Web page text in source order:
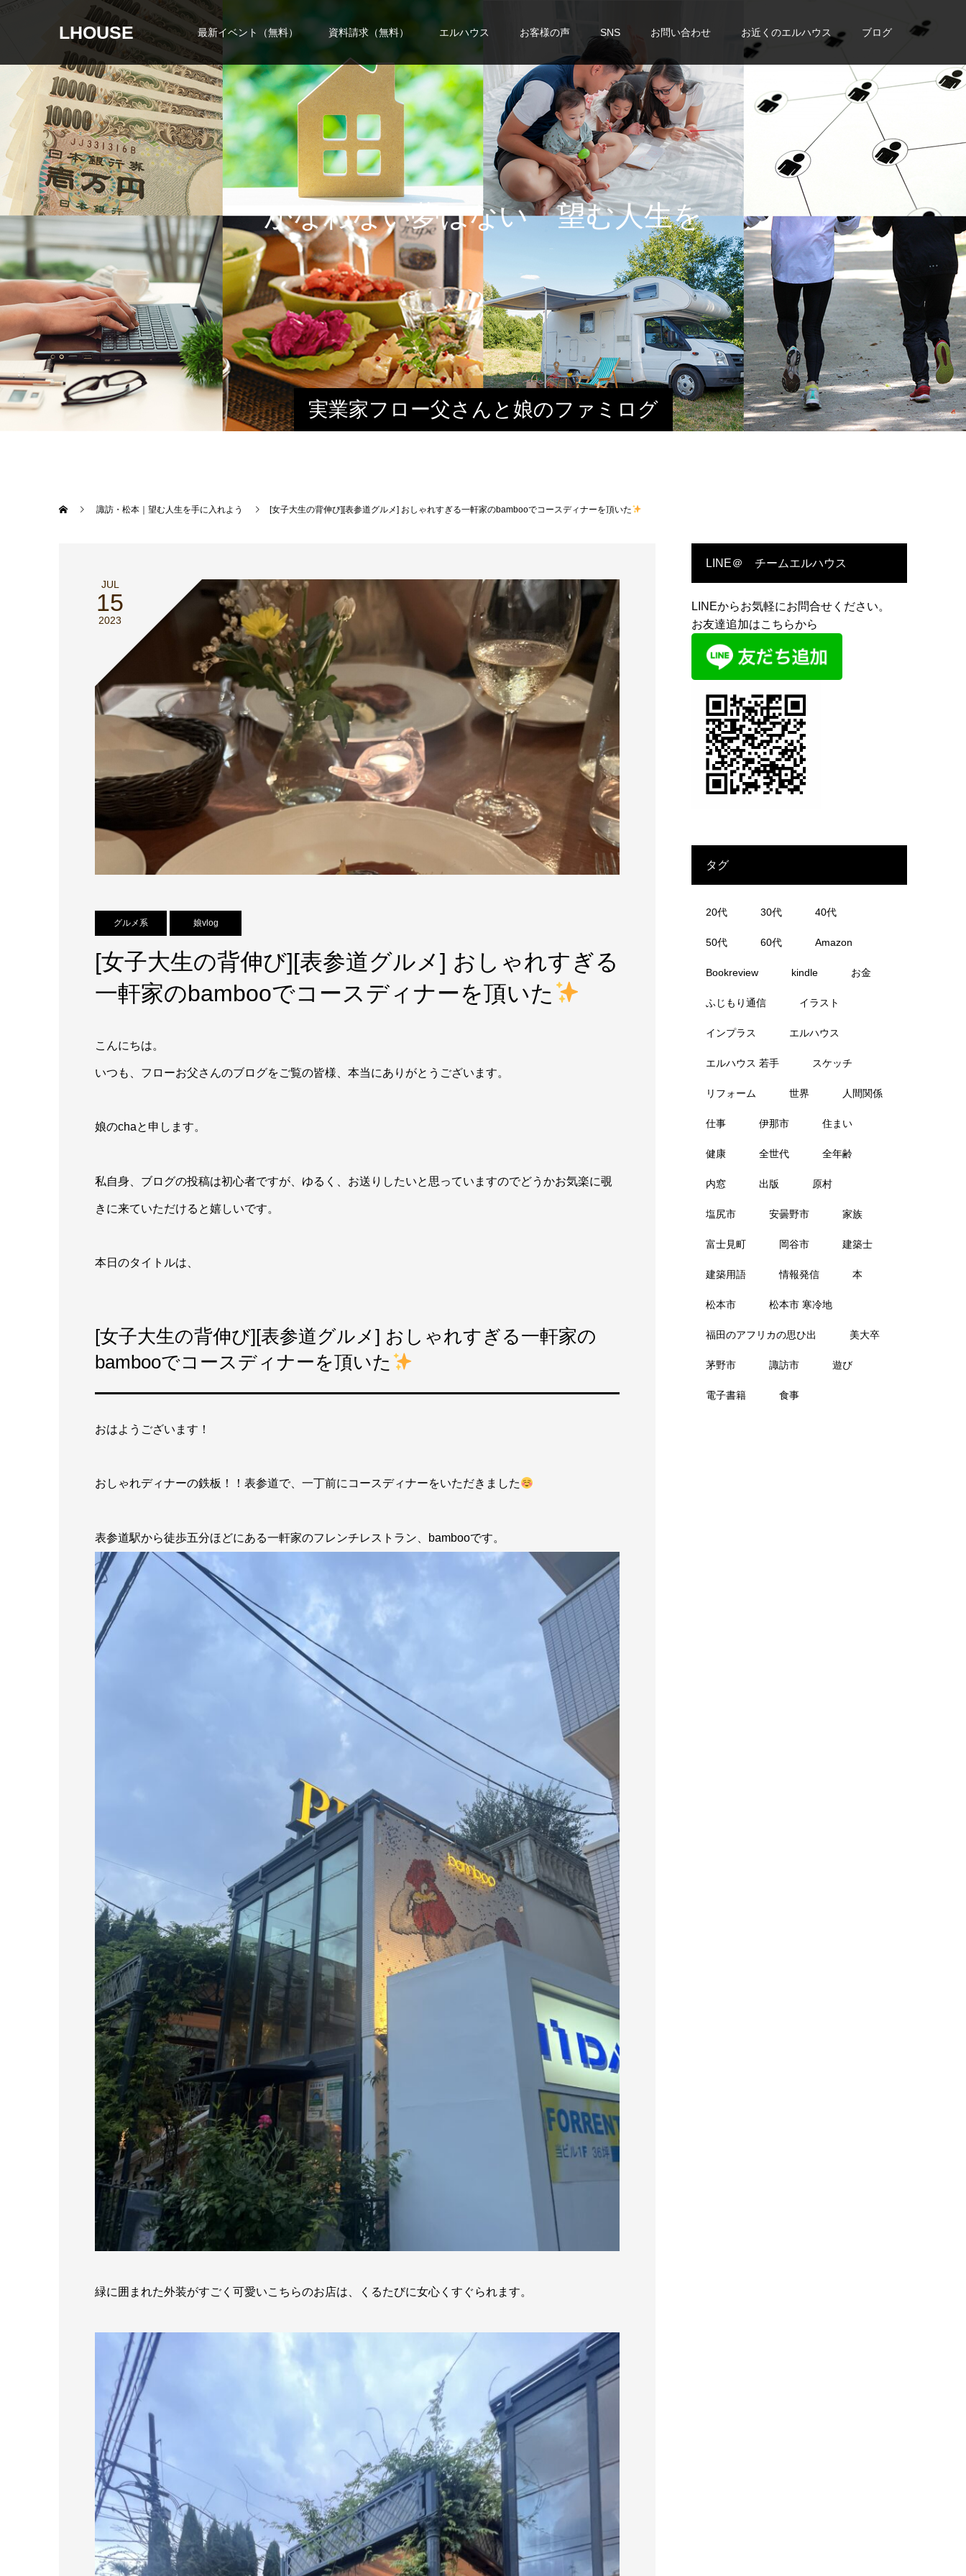
LHOUSE 最新イベント（無料） 資料請求（無料） エルハウス お客様の声 SNS お問い合わせ お近くのエルハウス ブログ
実業家フロー父さんと娘のファミログ
かなわない夢はない 望む人生を手に入れよう
諏訪・松本｜望む人生を手に入れよう [女子大生の背伸び][表参道グルメ] おしゃれすぎる一軒家のbambooでコースディナーを頂いた
JUL
15
2023
グルメ系 娘vlog
[女子大生の背伸び][表参道グルメ] おしゃれすぎる
一軒家のbambooでコースディナーを頂いた
こんにちは。
いつも、フローお父さんのブログをご覧の皆様、本当にありがとうございます。
娘のchaと申します。
私自身、ブログの投稿は初心者ですが、ゆるく、お送りしたいと思っていますのでどうかお気楽に覗
きに来ていただけると嬉しいです。
本日のタイトルは、
[女子大生の背伸び][表参道グルメ] おしゃれすぎる一軒家の
bambooでコースディナーを頂いた
おはようございます！
おしゃれディナーの鉄板！！表参道で、一丁前にコースディナーをいただきました
表参道駅から徒歩五分ほどにある一軒家のフレンチレストラン、bambooです。
緑に囲まれた外装がすごく可愛いこちらのお店は、くるたびに女心くすぐられます。
LINE＠ チームエルハウス
LINEからお気軽にお問合せください。
お友達追加はこちらから
タグ
20代 30代 40代
50代 60代 Amazon
Bookreview kindle お金
ふじもり通信 イラスト
インプラス エルハウス
エルハウス 若手 スケッチ
リフォーム 世界 人間関係
仕事 伊那市 住まい
健康 全世代 全年齢
内窓 出版 原村
塩尻市 安曇野市 家族
富士見町 岡谷市 建築士
建築用語 情報発信 本
松本市 松本市 寒冷地
福田のアフリカの思ひ出 美大卒
茅野市 諏訪市 遊び
電子書籍 食事